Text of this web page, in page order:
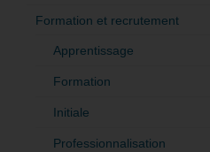
Formation et recrutement
Apprentissage
Formation
Initiale
Professionnalisation